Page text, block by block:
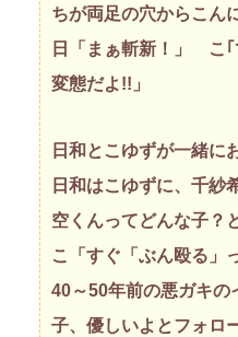
ちが両足の穴からこん
日「まぁ斬新！」 こ
変態だよ!!」
日和とこゆずが一緒に
日和はこゆずに、千紗
空くんってどんな子？
こ「すぐ「ぶん殴る」
40～50年前の悪ガキの
子、優しいよとフォロ